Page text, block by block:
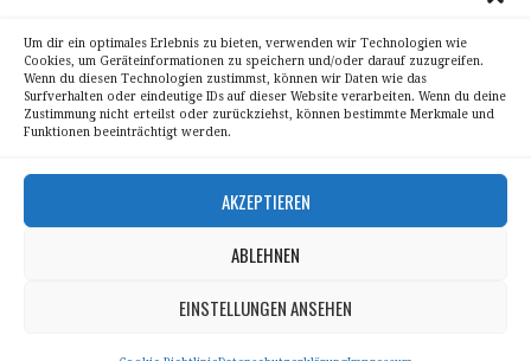
Um dir ein optimales Erlebnis zu bieten, verwenden wir Technologien wie
Cookies, um Geräteinformationen zu speichern und/oder darauf zuzugreifen.
Wenn du diesen Technologien zustimmst, können wir Daten wie das
Surfverhalten oder eindeutige IDs auf dieser Website verarbeiten. Wenn du deine
Zustimmung nicht erteilst oder zurückziehst, können bestimmte Merkmale und
Funktionen beeinträchtigt werden.
AKZEPTIEREN
ABLEHNEN
EINSTELLUNGEN ANSEHEN
Kontakt
Alle Bilder unterliegen dem Urheberrecht von
Sebastian Trandafir
All pictures © 2008 – 2026 by